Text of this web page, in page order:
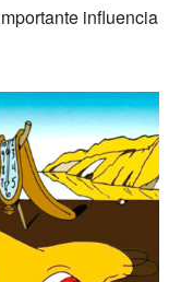
influencia